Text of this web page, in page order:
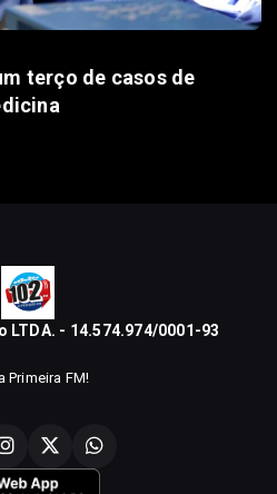
terço de casos de
- 14.574.974/0001-93
Primeira FM!